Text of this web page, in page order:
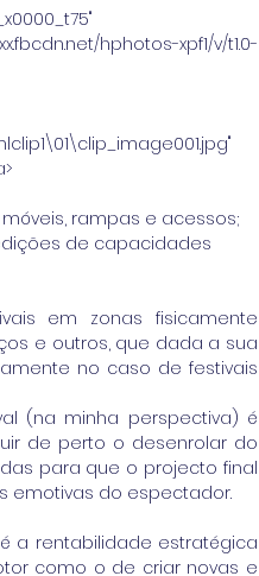
móveis, rampas e acessos;
de capacidades
em zonas fisicamente
e outros, que dada a sua
no caso de festivais
(na minha perspectiva) é
de perto o desenrolar do
para que o projecto final
emotivas do espectador.
a rentabilidade estratégica
como o de criar novas e